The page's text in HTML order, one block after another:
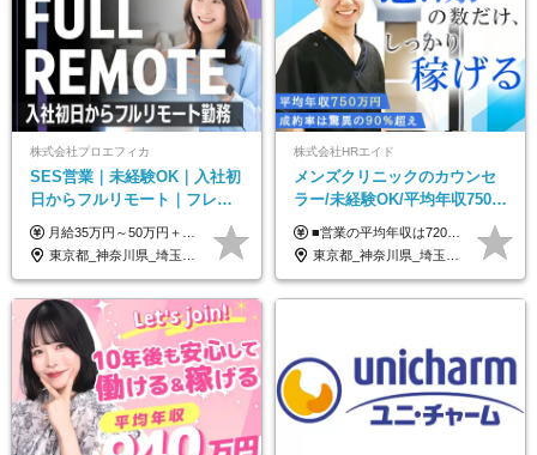
株式会社プロエフィカ
SES営業｜未経験OK｜入社初
日からフルリモート｜フレッ
クス可｜残業月平均10h以下｜
事業立ち上げメンバー
月給35万円～50万円＋交通費 ◎経験やスキルを考慮し、最大限優遇します ◎上記月給は固定残業代月40時間分(月10万9,375～)を含みます。残業時間が超過した場合はその分追加支給します ◎試用期間6カ月あり(給与や待遇は同じです)
東京都_神奈川県_埼玉県_千葉県_大阪府_愛知県_北海道_青森県_岩手県_宮城県_秋田県_山形県_福島県_茨城県_栃木県_群馬県_新潟県_山梨県_長野県_富山県_石川県_福井県_静岡県_岐阜県_三重県_兵庫県_京都府_滋賀県_奈良県_和歌山県_広島県_岡山県_鳥取県_島根県_山口県_徳島県_香川県_愛媛県_高知県_福岡県_熊本県_佐賀県_長崎県_大分県_宮崎県_鹿児島県_沖縄県
株式会社HRエイド
メンズクリニックのカウンセ
ラー/未経験OK/平均年収750万
円/4人に1人が年収1000万円超
え/成約率90％
■営業の平均年収は720万円！ ■4人に1人が年収1000万円超え 月給27万円～100万円+インセンティブ(平均月20～40万円程) ＜インセンティブ制度について＞ 当社では創業以来、頑張ったらその分稼げる環境づくりに注力。カウンセラー部署では、個人の成約金額・チームの成果・事業部の売上利益を掛け合わせる新しいインセンティブ制度を導入しました。あなたの頑張り次第で毎月高インセンティブが実現できる体制です！ ※上記金額には固定残業代（35,500円以上～・30時間分）が含まれます。時間超過分は追加支給します。 ※試用期間3か月あり。研修期間3か月中は、月給25万円～30万円になります。(固定残業代：35,500円～・23h分を含む) ※インセンティブの一部は、研修期間中から支給されます。その他待遇の差異はありません。
東京都_神奈川県_埼玉県_千葉県_大阪府_愛知県_北海道_宮城県_栃木県_群馬県_静岡県_兵庫県_京都府_岡山県_熊本県